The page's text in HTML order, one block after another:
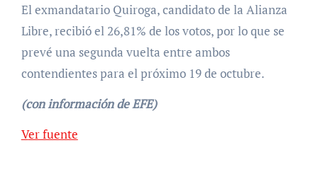
El exmandatario Quiroga, candidato de la Alianza
Libre, recibió el 26,81% de los votos, por lo que se
prevé una segunda vuelta entre ambos
contendientes para el próximo 19 de octubre.
(con información de EFE)
Ver fuente